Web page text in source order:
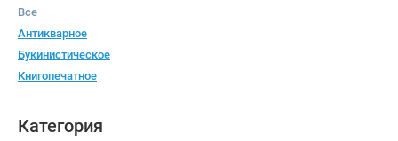
Все
Антикварное
Букинистическое
Книгопечатное
Категория